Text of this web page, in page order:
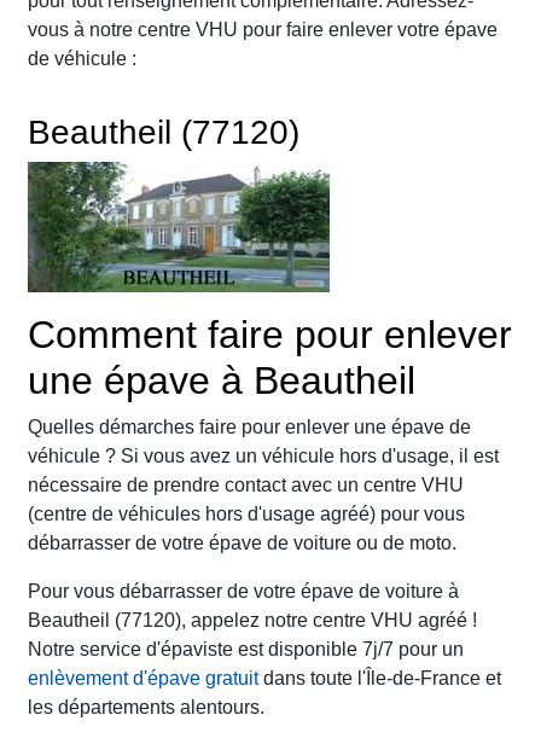
vous à notre centre VHU pour faire enlever votre épave
de véhicule :
Beautheil (77120)
Comment faire pour enlever
une épave à Beautheil
Quelles démarches faire pour enlever une épave de
véhicule ? Si vous avez un véhicule hors d'usage, il est
nécessaire de prendre contact avec un centre VHU
(centre de véhicules hors d'usage agréé) pour vous
débarrasser de votre épave de voiture ou de moto.
Pour vous débarrasser de votre épave de voiture à
Beautheil (77120), appelez notre centre VHU agréé !
Notre service d'épaviste est disponible 7j/7 pour un
enlèvement d'épave gratuitdans toute l'Île-de-France et
les départements alentours.